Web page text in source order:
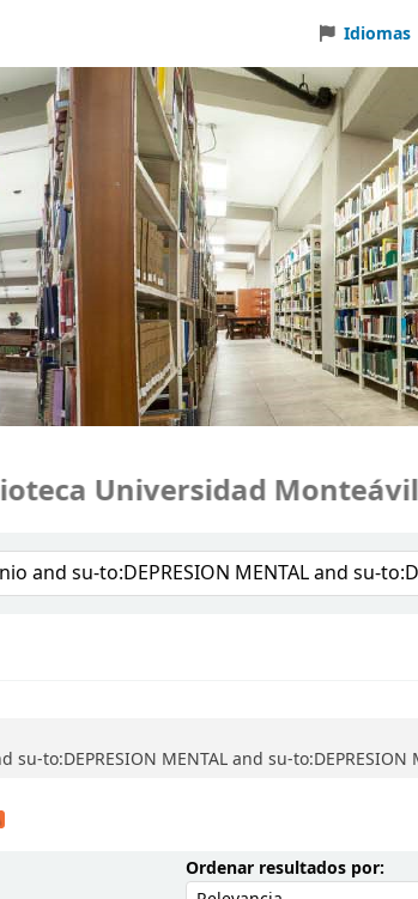
Idiomas
Universidad Monteávila
to:DEPRESION MENTAL and su-to:DEPRESION
Ordenar resultados por: